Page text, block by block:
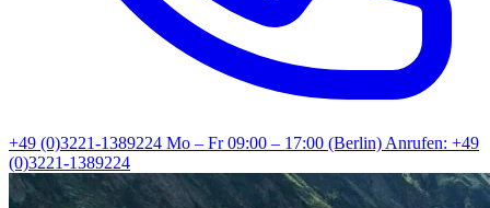
+49 (0)3221-1389224 Mo – Fr 09:00 – 17:00 (Berlin)Anrufen: +49
(0)3221-1389224